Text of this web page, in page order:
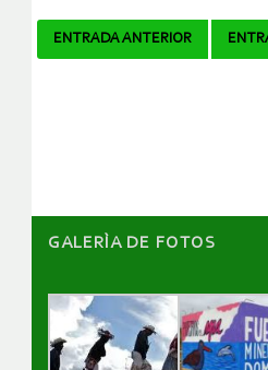
Navegador
ENTRADA ANTERIOR
GALERÌA DE FOTOS